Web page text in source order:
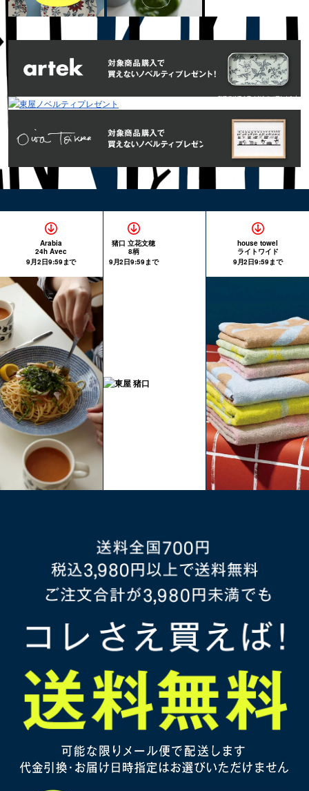
Arabia
24h Avec
9月2日9:59まで
猪口 立花文穂
8柄
9月2日9:59まで
house towel
ライトワイド
9月2日9:59まで